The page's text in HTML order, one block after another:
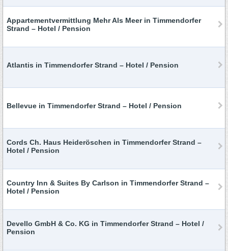
Appartementvermittlung Mehr Als Meer in Timmendorfer
Strand – Hotel / Pension
Atlantis in Timmendorfer Strand – Hotel / Pension
Bellevue in Timmendorfer Strand – Hotel / Pension
Cords Ch. Haus Heideröschen in Timmendorfer Strand –
Hotel / Pension
Country Inn & Suites By Carlson in Timmendorfer Strand –
Hotel / Pension
Devello GmbH & Co. KG in Timmendorfer Strand – Hotel /
Pension